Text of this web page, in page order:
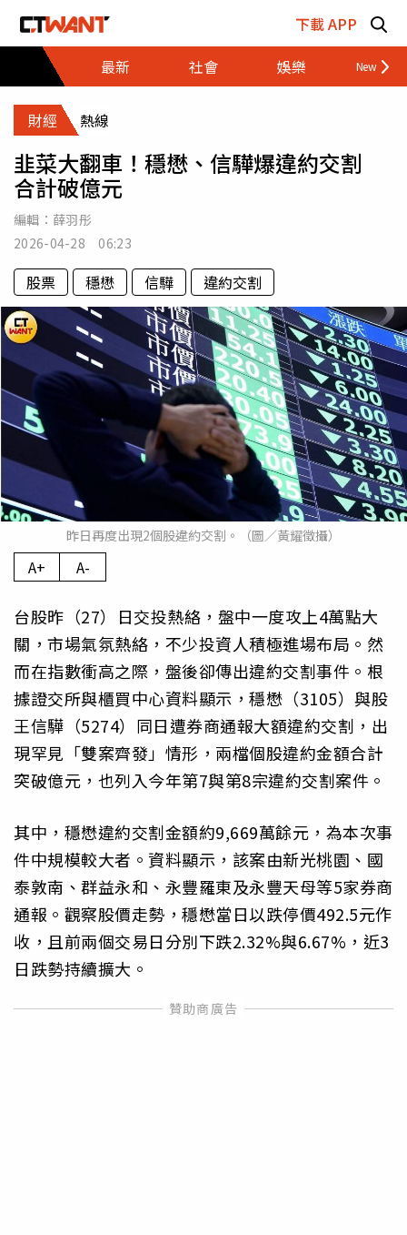
下載 APP
最新
社會 娛樂 財經
財經 熱線
韭菜大翻車！穩懋、信驊爆違約交割
合計破億元
編輯： 薛羽彤
2026-04-28 06:23
股票 穩懋 信驊 違約交割
昨日再度出現2個股違約交割。（圖／黃耀徵攝）
A+ A-
台股昨（27）日交投熱絡，盤中一度攻上4萬點大
關，市場氣氛熱絡，不少投資人積極進場布局。然
而在指數衝高之際，盤後卻傳出違約交割事件。根
據證交所與櫃買中心資料顯示，穩懋（3105）與股
王信驊（5274）同日遭券商通報大額違約交割，出
現罕見「雙案齊發」情形，兩檔個股違約金額合計
突破億元，也列入今年第7與第8宗違約交割案件。
其中，穩懋違約交割金額約9,669萬餘元，為本次事
件中規模較大者。資料顯示，該案由新光桃園、國
泰敦南、群益永和、永豐羅東及永豐天母等5家券商
通報。觀察股價走勢，穩懋當日以跌停價492.5元作
收，且前兩個交易日分別下跌2.32%與6.67%，近3
日跌勢持續擴大。